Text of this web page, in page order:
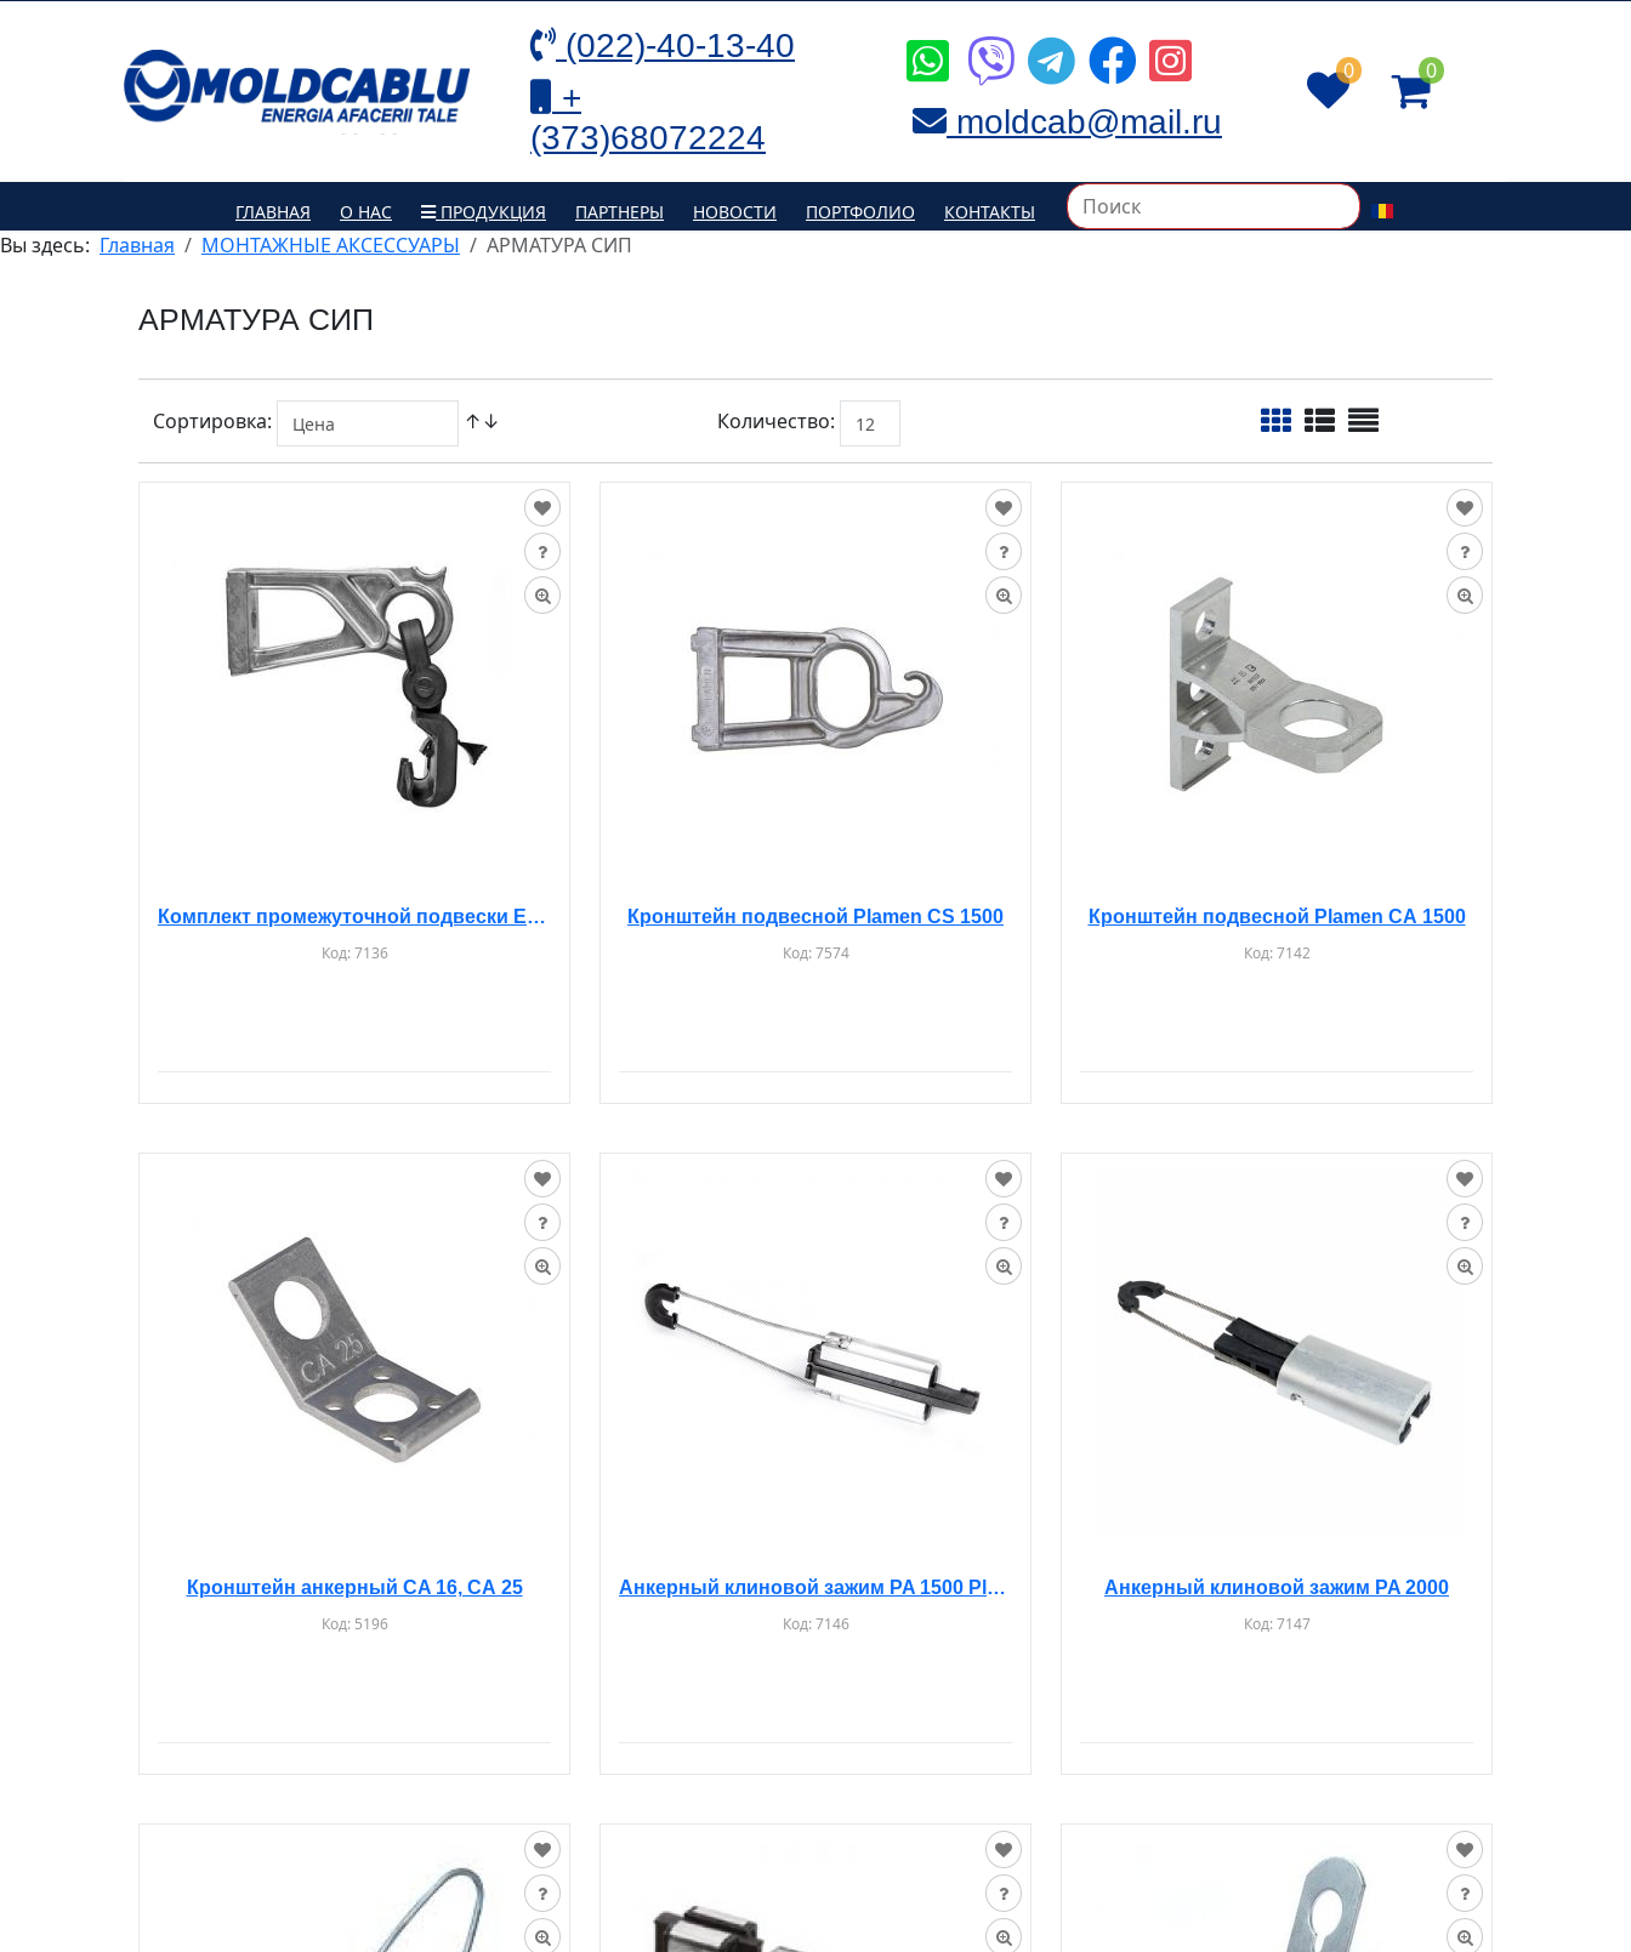
(022)-40-13-40
+
(373)68072224
moldcab@mail.ru
0 0
ГЛАВНАЯ О НАС ПРОДУКЦИЯ ПАРТНЕРЫ НОВОСТИ ПОРТФОЛИО КОНТАКТЫ
Вы здесь: Главная МОНТАЖНЫЕ АКСЕССУАРЫ АРМАТУРА СИП
АРМАТУРА СИП
Сортировка: ↑↓ Количество:
Комплект промежуточной подвески ЕS 1500 Plamen
Код:7136
Кронштейн подвесной Plamen CS 1500
Код:7574
Кронштейн подвесной Plamen CА 1500
Код:7142
Кронштейн анкерный CA 16, CА 25
Код: 5196
Анкерный клиновой зажим PA 1500 Plamen
Код:7146
Анкерный клиновой зажим PA 2000
Код:7147